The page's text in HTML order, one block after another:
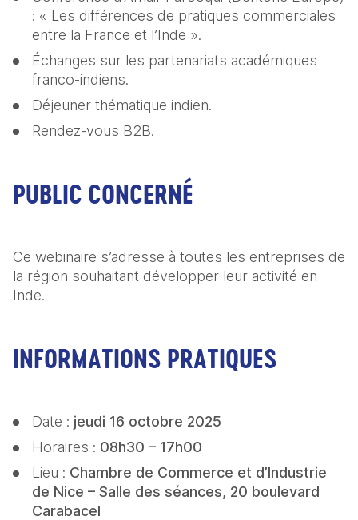
: « Les différences de pratiques commerciales
entre la France et l’Inde ».
Échanges sur les partenariats académiques
franco-indiens.
Déjeuner thématique indien.
Rendez-vous B2B.
PUBLIC CONCERNÉ
Ce webinaire s’adresse à toutes les entreprises de
la région souhaitant développer leur activité en
Inde.
INFORMATIONS PRATIQUES
Date : jeudi 16 octobre 2025
Horaires : 08h30 – 17h00
Lieu : Chambre de Commerce et d’Industrie
de Nice – Salle des séances, 20 boulevard
Carabacel